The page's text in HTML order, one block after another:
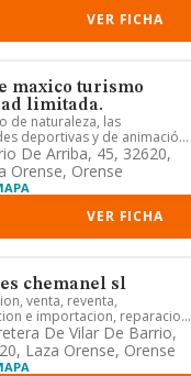
VER FICHA
maxico turismo
limitada.
de naturaleza, las
deportivas y de animación
el turismo espiritua...
De Arriba, 45, 32620,
Orense, Orense
VER FICHA
chemanel sl
venta, reventa,
e importacion, reparacion,
acondicionamiento, pi...
De Vilar De Barrio,
Laza Orense, Orense